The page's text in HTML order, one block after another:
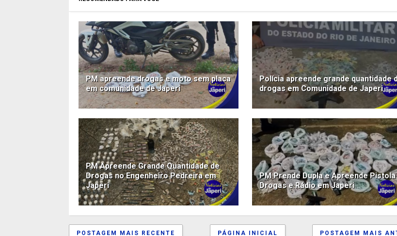
PM apreende drogas e moto sem placa
em comunidade de Japeri
Polícia apreende grande quantidade
drogas em Comunidade de Japeri
PM Apreende Grande Quantidade de
Drogas no Engenheiro Pedreira em
Japeri
PM Prende Dupla e Apreende Pistola
Drogas e Rádio em Japeri
POSTAGEM MAIS RECENTE POSTAGEM MAIS
PÁGINA INICIAL